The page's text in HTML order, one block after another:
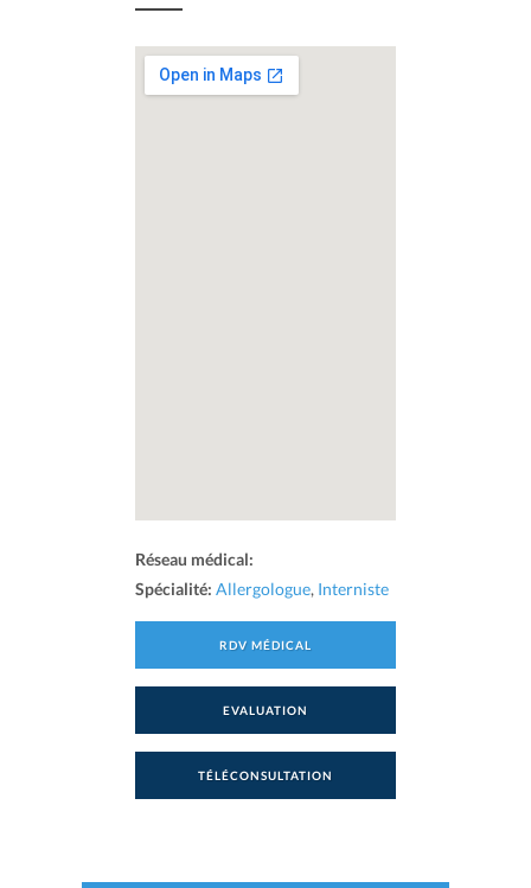
Réseau médical:
Spécialité: Allergologue, Interniste
RDV MÉDICAL
EVALUATION
TÉLÉCONSULTATION